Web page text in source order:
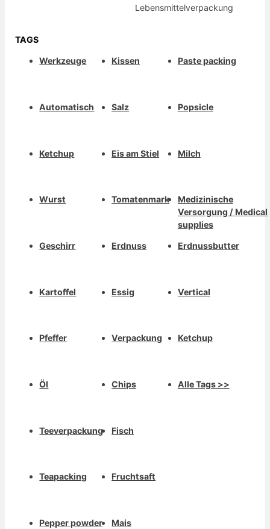
Lebensmittelverpackung
TAGS
Werkzeuge
Automatisch
Ketchup
Wurst
Geschirr
Kartoffel
Pfeffer
Öl
Teeverpackung
Teapacking
Pepper powder
Kissen
Salz
Eis am Stiel
Tomatenmark
Erdnuss
Essig
Verpackung
Chips
Fisch
Fruchtsaft
Mais
Paste packing
Popsicle
Milch
Medizinische
Versorgung / Medical
supplies
Erdnussbutter
Vertical
Ketchup
Alle Tags >>